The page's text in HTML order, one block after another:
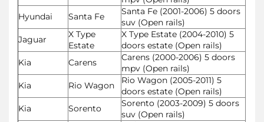
Hyundai
Santa Fe
Santa Fe (2001-2006) 5 doors
suv (Open rails)
Jaguar
X Type
Estate
X Type Estate (2004-2010) 5
doors estate (Open rails)
Kia
Carens
Carens (2000-2006) 5 doors
mpv (Open rails)
Kia
Rio Wagon
Rio Wagon (2005-2011) 5
doors estate (Open rails)
Kia
Sorento
Sorento (2003-2009) 5 doors
suv (Open rails)